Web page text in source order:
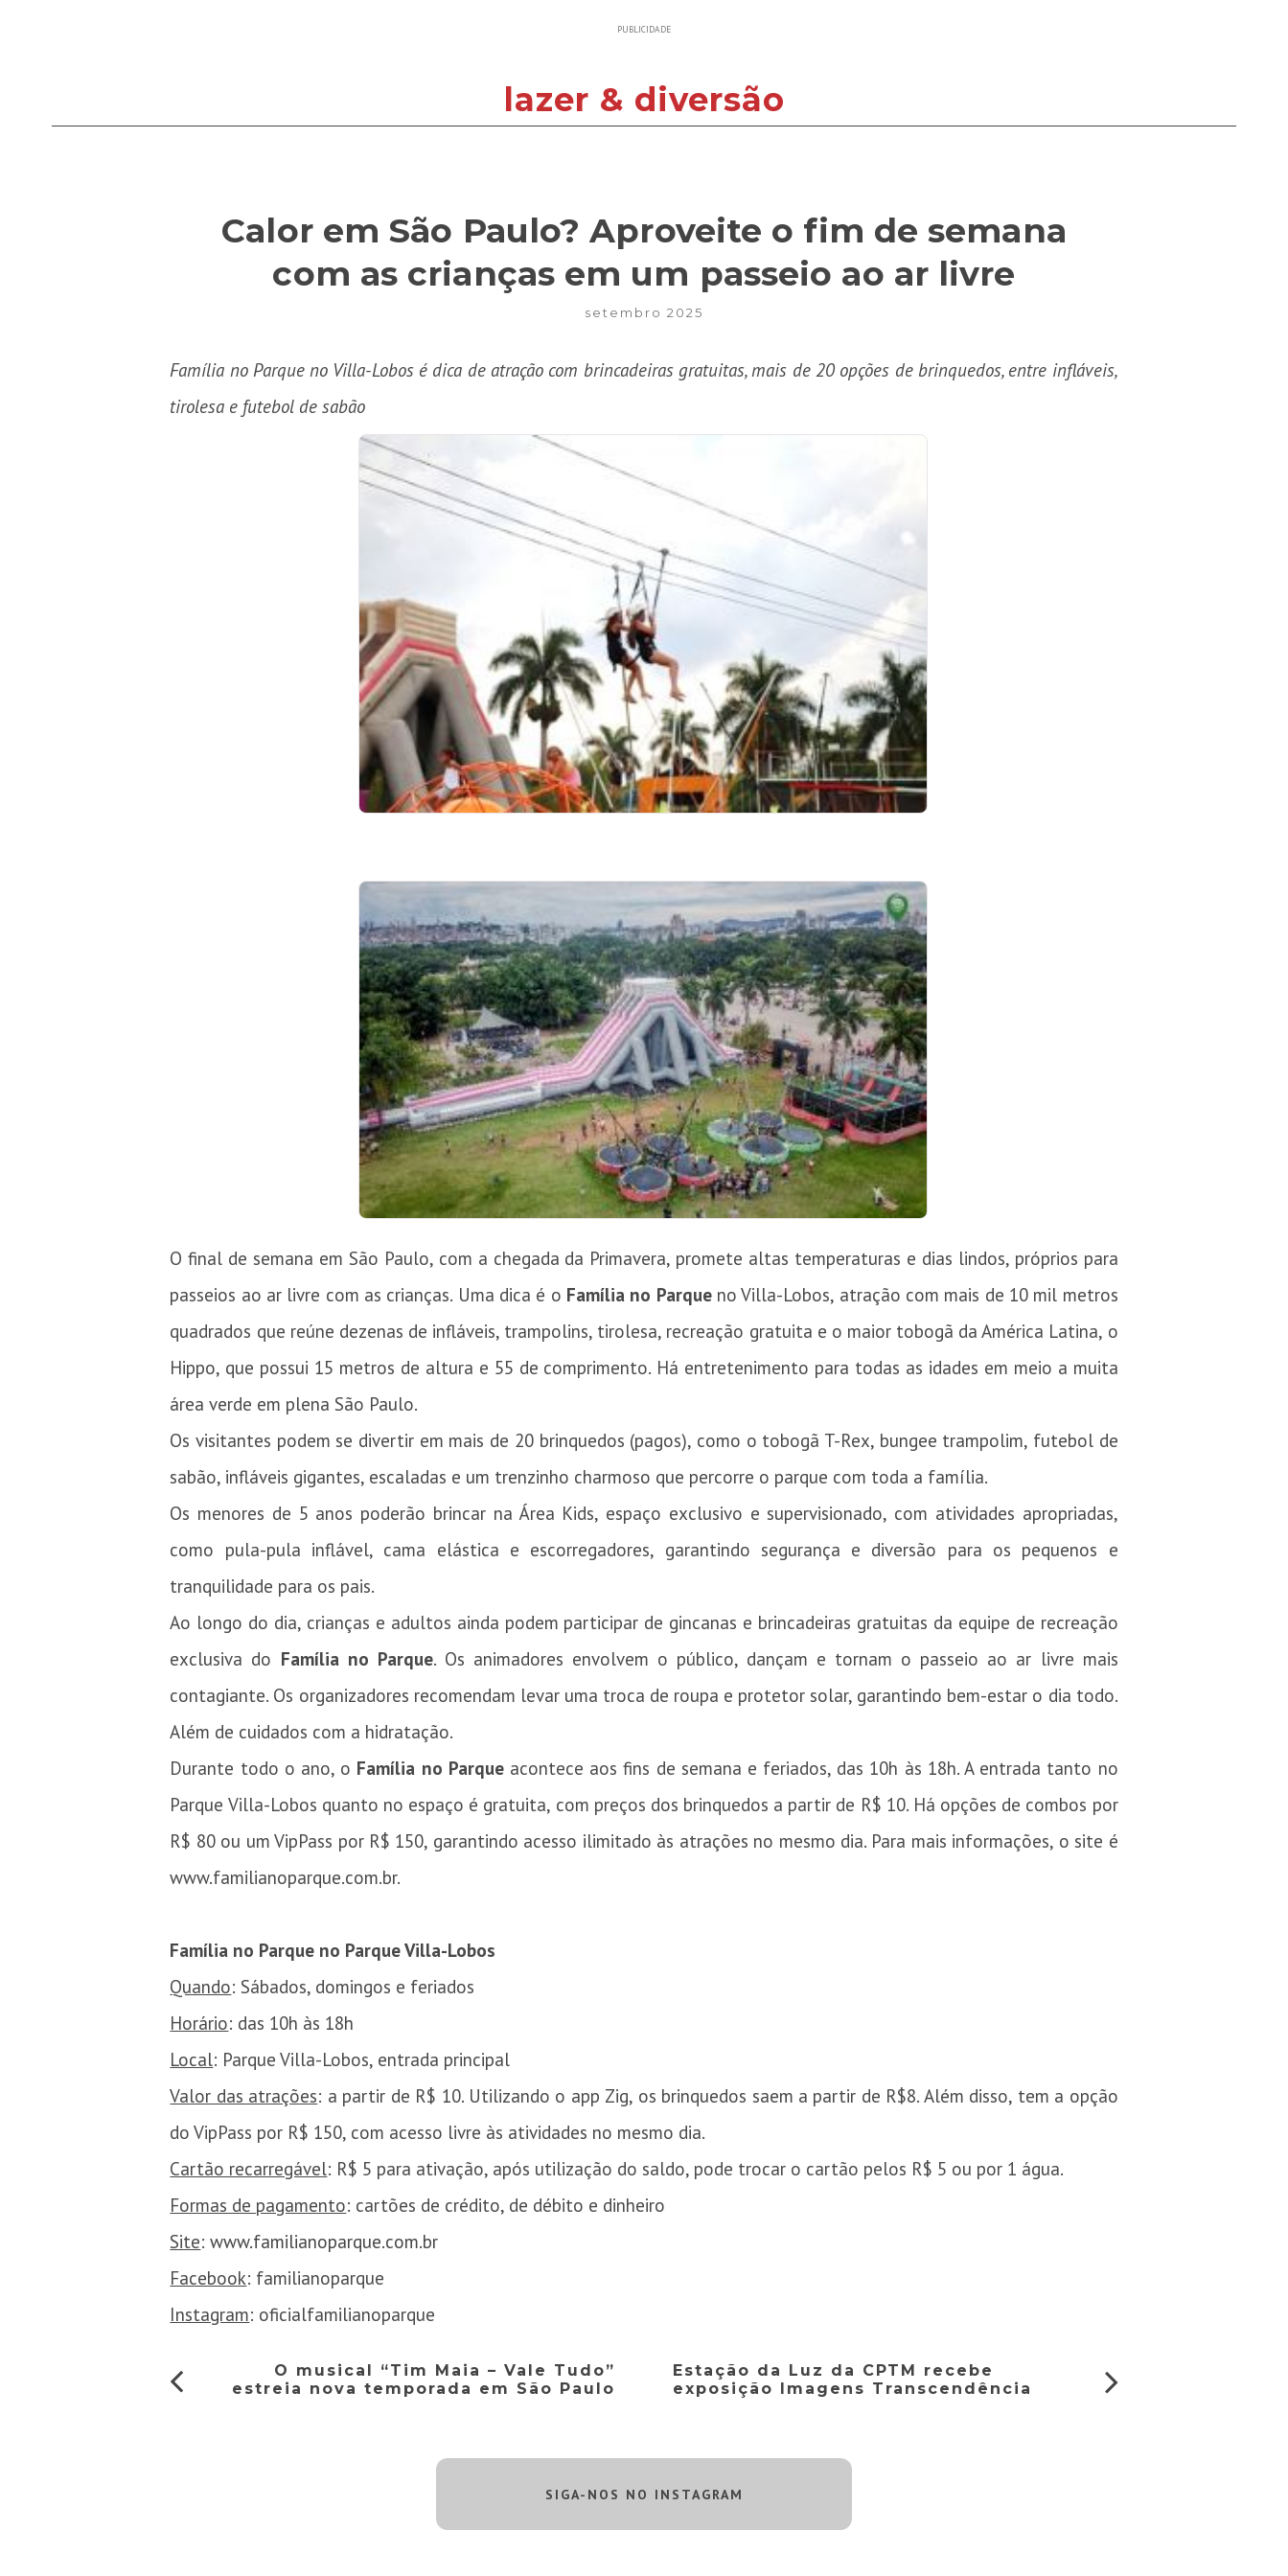
PUBLICIDADE
lazer & diversão
Calor em São Paulo? Aproveite o fim de semana
com as crianças em um passeio ao ar livre
setembro 2025
Família no Parque no Villa-Lobos é dica de atração com brincadeiras gratuitas, mais de 20 opções de brinquedos, entre infláveis,
tirolesa e futebol de sabão
O final de semana em São Paulo, com a chegada da Primavera, promete altas temperaturas e dias lindos, próprios para
passeios ao ar livre com as crianças. Uma dica é o Família no Parqueno Villa-Lobos, atração com mais de 10 mil metros
quadrados que reúne dezenas de infláveis, trampolins, tirolesa, recreação gratuita e o maior tobogã da América Latina, o
Hippo, que possui 15 metros de altura e 55 de comprimento. Há entretenimento para todas as idades em meio a muita
área verde em plena São Paulo.
Os visitantes podem se divertir em mais de 20 brinquedos (pagos), como o tobogã T-Rex, bungee trampolim, futebol de
sabão, infláveis gigantes, escaladas e um trenzinho charmoso que percorre o parque com toda a família.
Os menores de 5 anos poderão brincar na Área Kids, espaço exclusivo e supervisionado, com atividades apropriadas,
como pula-pula inflável, cama elástica e escorregadores, garantindo segurança e diversão para os pequenos e
tranquilidade para os pais.
Ao longo do dia, crianças e adultos ainda podem participar de gincanas e brincadeiras gratuitas da equipe de recreação
exclusiva do Família no Parque. Os animadores envolvem o público, dançam e tornam o passeio ao ar livre mais
contagiante. Os organizadores recomendam levar uma troca de roupa e protetor solar, garantindo bem-estar o dia todo.
Além de cuidados com a hidratação.
Durante todo o ano, o Família no Parqueacontece aos fins de semana e feriados, das 10h às 18h. A entrada tanto no
Parque Villa-Lobos quanto no espaço é gratuita, com preços dos brinquedos a partir de R$ 10. Há opções de combos por
R$ 80 ou um VipPass por R$ 150, garantindo acesso ilimitado às atrações no mesmo dia. Para mais informações, o site é
www.familianoparque.com.br.
Família no Parque no Parque Villa-Lobos
Quando: Sábados, domingos e feriados
Horário: das 10h às 18h
Local: Parque Villa-Lobos, entrada principal
Valor das atrações: a partir de R$ 10. Utilizando o app Zig, os brinquedos saem a partir de R$8. Além disso, tem a opção
do VipPass por R$ 150, com acesso livre às atividades no mesmo dia.
Cartão recarregável: R$ 5 para ativação, após utilização do saldo, pode trocar o cartão pelos R$ 5 ou por 1 água.
Formas de pagamento: cartões de crédito, de débito e dinheiro
Site:www.familianoparque.com.br
Facebook: familianoparque
Instagram: oficialfamilianoparque
O musical “Tim Maia – Vale Tudo”
estreia nova temporada em São Paulo
Estação da Luz da CPTM recebe
exposição Imagens Transcendência
SIGA-NOS NO INSTAGRAM